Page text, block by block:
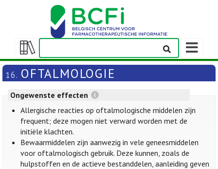
Weergeven/verbergen
inhoudstafel
16. OFTALMOLOGIE
Ongewenste effecten
Allergische reacties op oftalmologische middelen zijn
frequent; deze mogen niet verward worden met de
initiële klachten.
Bewaarmiddelen zijn aanwezig in vele geneesmiddelen
voor oftalmologisch gebruik. Deze kunnen, zoals de
hulpstoffen en de actieve bestanddelen, aanleiding geven